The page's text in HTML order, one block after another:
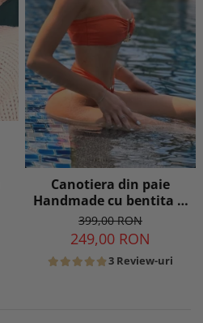
Canotiera din paie
Handmade cu bentita si
lant detasabil
399,00 RON
249,00 RON
3 Review-uri